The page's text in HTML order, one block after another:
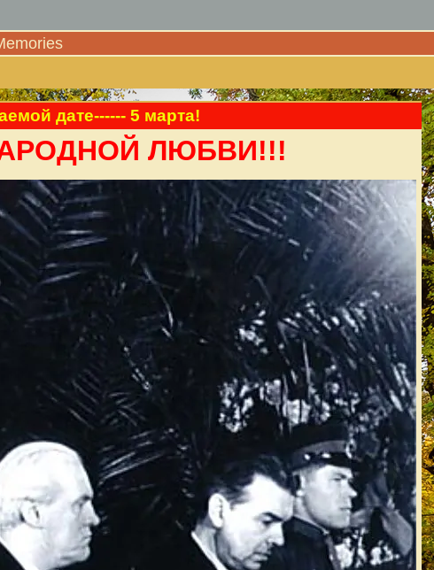
дате------ 5 марта!
ЛЮБВИ!!!